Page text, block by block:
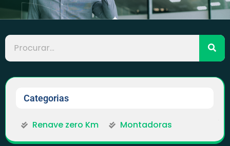
Categorias
Renave zero Km Montadoras